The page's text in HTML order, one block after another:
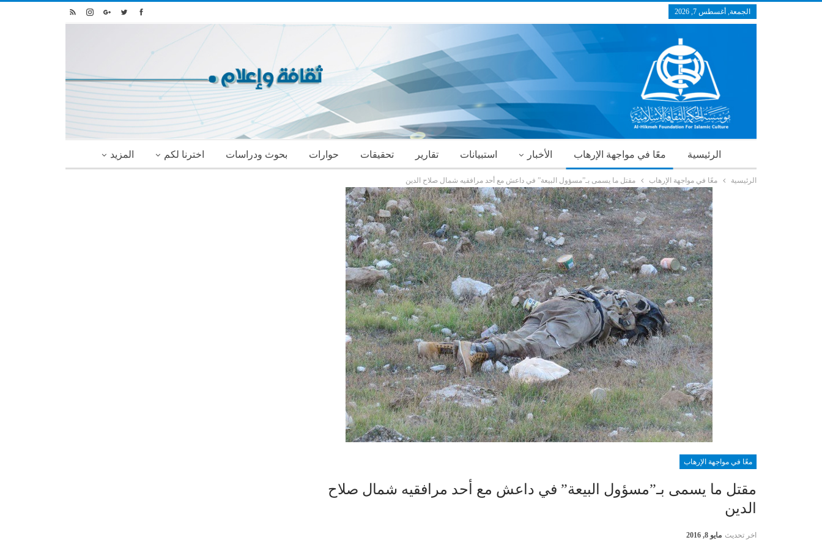
الجمعة, أغسطس 7, 2026
الرئيسية معًا في مواجهة الإرهاب الأخبار استبيانات تقارير تحقيقات حوارات بحوث ودراسات اخترنا لكم المزيد
الرئيسية معًا في مواجهة الإرهاب مقتل ما يسمى بـ”مسؤول البيعة” في داعش مع أحد مرافقيه شمال صلاح الدين
معًا في مواجهة الإرهاب
مقتل ما يسمى بـ”مسؤول البيعة” في داعش مع أحد مرافقيه شمال صلاح
الدين
اخر تحديث مايو 8, 2016